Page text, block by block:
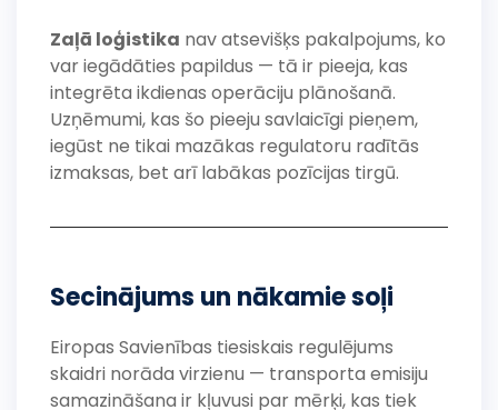
Zaļā loģistika nav atsevišķs pakalpojums, ko
var iegādāties papildus — tā ir pieeja, kas
integrēta ikdienas operāciju plānošanā.
Uzņēmumi, kas šo pieeju savlaicīgi pieņem,
iegūst ne tikai mazākas regulatoru radītās
izmaksas, bet arī labākas pozīcijas tirgū.
Secinājums un nākamie soļi
Eiropas Savienības tiesiskais regulējums
skaidri norāda virzienu — transporta emisiju
samazināšana ir kļuvusi par mērķi, kas tiek